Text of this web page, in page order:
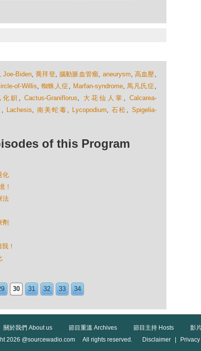
, Joe-Biden,喬拜登, 腦動脈血管瘤, aneurysm, 高血壓,
of-Willis, 蜘蛛人症 , Marfan-syndrome,馬凡氏症 ,
化鋇 ,Cactus-Graniflorus, 大花仙人掌 , Calcarea-
, Lachesis,南美蛇毒 , Lycopodium,石松 , Spigelia-
of this Program
化
！
法
劑
！
30 31 32 33 34
關於我們 About us 節目重溫 Archives 節目主持 Hosts
影
2026 @sourcewadio.com All rights reserved.
Disclaimer Privacy